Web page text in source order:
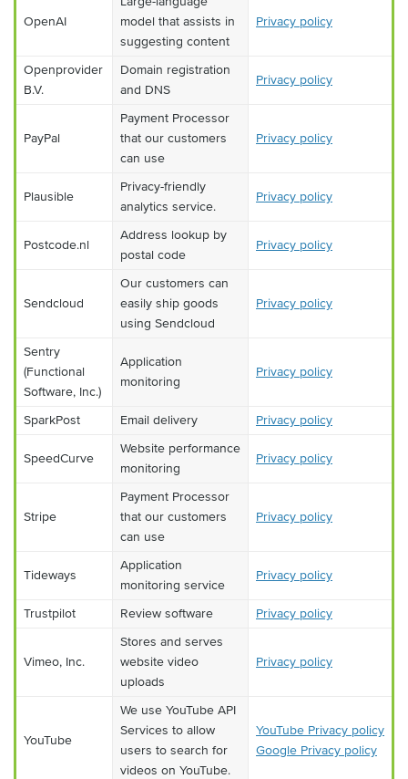
OpenAI
model that assists in
suggesting content
Privacy policy
Openprovider
B.V.
Domain registration
and DNS
Privacy policy
PayPal
Payment Processor
that our customers
can use
Privacy policy
Plausible
Privacy-friendly
analytics service.
Privacy policy
Postcode.nl
Address lookup by
postal code
Privacy policy
Sendcloud
Our customers can
easily ship goods
using Sendcloud
Privacy policy
Sentry
(Functional
Software, Inc.)
Application
monitoring
Privacy policy
SparkPost Email delivery Privacy policy
SpeedCurve
Website performance
monitoring
Privacy policy
Stripe
Payment Processor
that our customers
can use
Privacy policy
Tideways
Application
monitoring service
Privacy policy
Trustpilot Review software Privacy policy
Vimeo, Inc.
Stores and serves
website video
uploads
Privacy policy
YouTube
We use YouTube API
Services to allow
users to search for
videos on YouTube.
YouTube Privacy policy
Google Privacy policy